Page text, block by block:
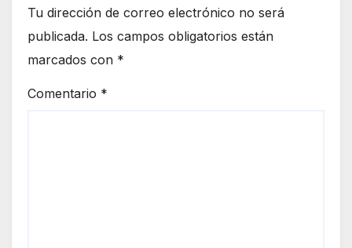
Tu dirección de correo electrónico no será
publicada. Los campos obligatorios están
marcados con *
Comentario *